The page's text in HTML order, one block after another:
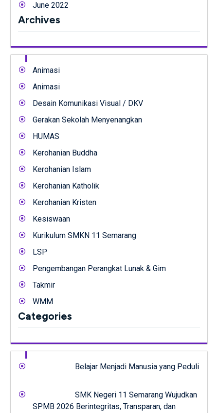
June 2022
Archives
Animasi
Animasi
Desain Komunikasi Visual / DKV
Gerakan Sekolah Menyenangkan
HUMAS
Kerohanian Buddha
Kerohanian Islam
Kerohanian Katholik
Kerohanian Kristen
Kesiswaan
Kurikulum SMKN 11 Semarang
LSP
Pengembangan Perangkat Lunak & Gim
Takmir
WMM
Categories
Belajar Menjadi Manusia yang Peduli
SMK Negeri 11 Semarang Wujudkan
SPMB 2026 Berintegritas, Transparan, dan